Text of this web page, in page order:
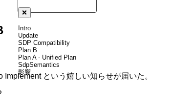
❌
Intro
Update
SDP Compatibility
Plan B
Plan A - Unified Plan
SdpSemantics
影響
という嬉しい知らせが届いた。